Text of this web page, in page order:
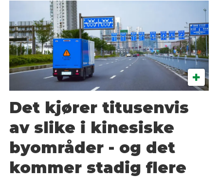
Det kjører titusenvis
av slike i kinesiske
byområder - og det
kommer stadig flere